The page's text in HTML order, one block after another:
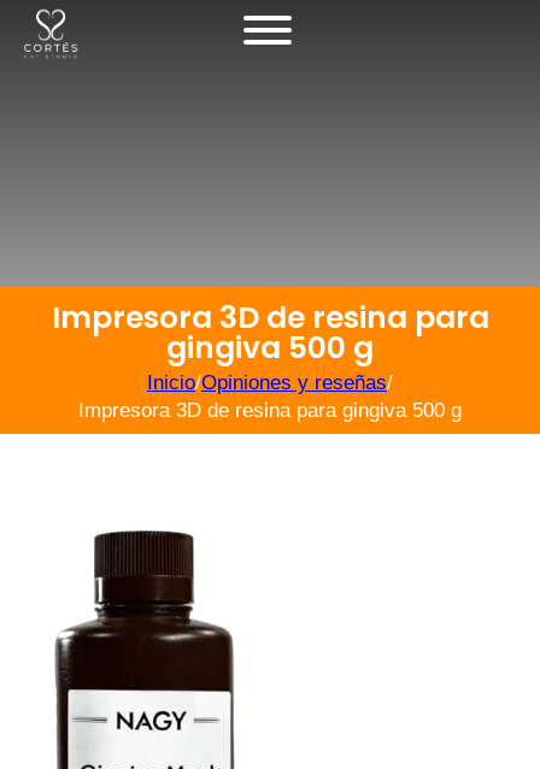
Impresora 3D de resina para
gingiva 500 g
Inicio/Opiniones y reseñas/
Impresora 3D de resina para gingiva 500 g